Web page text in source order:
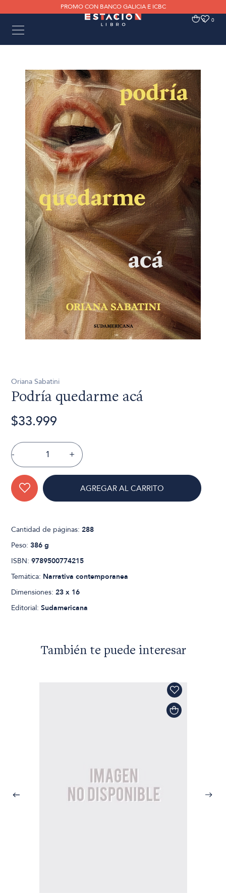
PROMO CON BANCO GALICIA E ICBC
0 0
Oriana Sabatini
Podría quedarme acá
$33.999
- +
AGREGAR AL CARRITO
Cantidad de páginas:288
Peso:386 g
ISBN:9789500774215
Temática: Narrativa contemporanea
Dimensiones:23 x 16
Editorial:Sudamericana
También te puede interesar